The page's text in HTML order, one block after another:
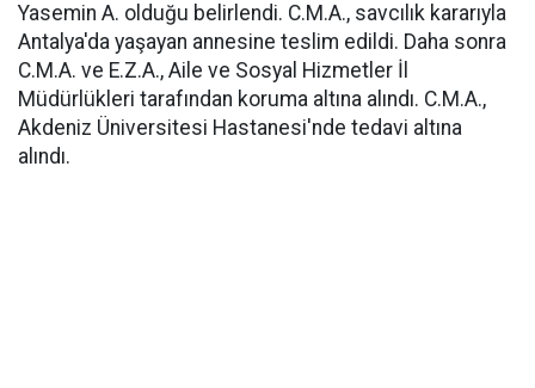
Yasemin A. olduğu belirlendi. C.M.A., savcılık kararıyla
Antalya'da yaşayan annesine teslim edildi. Daha sonra
C.M.A. ve E.Z.A., Aile ve Sosyal Hizmetler İl
Müdürlükleri tarafından koruma altına alındı. C.M.A.,
Akdeniz Üniversitesi Hastanesi'nde tedavi altına
alındı.